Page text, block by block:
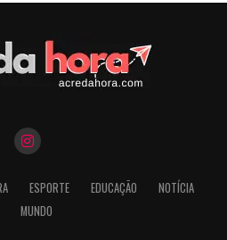
ESPORTE EDUCAÇÃO
NOTÍCIA
MUNDO